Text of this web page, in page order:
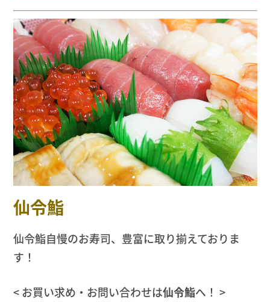
仙令鮨
仙令鮨自慢のお寿司、豊富に取り揃えておりま
す！
< お買い求め・お問い合わせは仙令鮨へ！ >